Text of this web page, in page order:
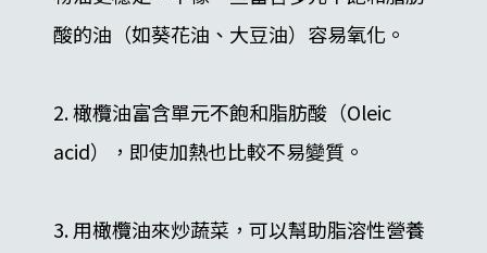
酸的油（如葵花油、大豆油）容易氧化。
2. 橄欖油富含單元不飽和脂肪酸（Oleic
acid），即使加熱也比較不易變質。
3. 用橄欖油來炒蔬菜，可以幫助脂溶性營養